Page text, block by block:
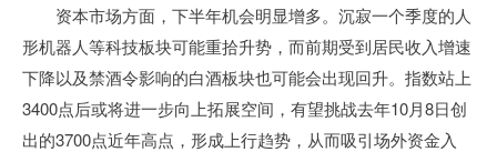
资本市场方面，下半年机会明显增多。沉寂一个季度的人
形机器人等科技板块可能重拾升势，而前期受到居民收入增速
下降以及禁酒令影响的白酒板块也可能会出现回升。指数站上
3400点后或将进一步向上拓展空间，有望挑战去年10月8日创
出的3700点近年高点，形成上行趋势，从而吸引场外资金入